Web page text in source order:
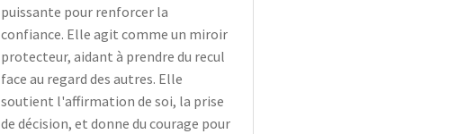
puissante pour renforcer la
confiance. Elle agit comme un miroir
protecteur, aidant à prendre du recul
face au regard des autres. Elle
soutient l'affirmation de soi, la prise
de décision, et donne du courage pour